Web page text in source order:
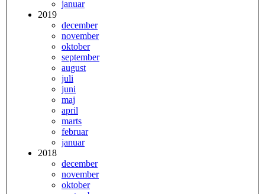
januar
2019
december
november
oktober
september
august
juli
juni
maj
april
marts
februar
januar
2018
december
november
oktober